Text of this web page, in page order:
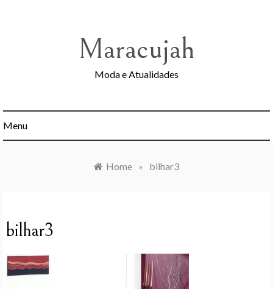
Maracujah
Moda e Atualidades
Menu
Home » bilhar3
bilhar3